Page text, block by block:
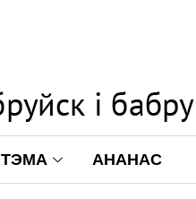
ТЭМА АНАНАС